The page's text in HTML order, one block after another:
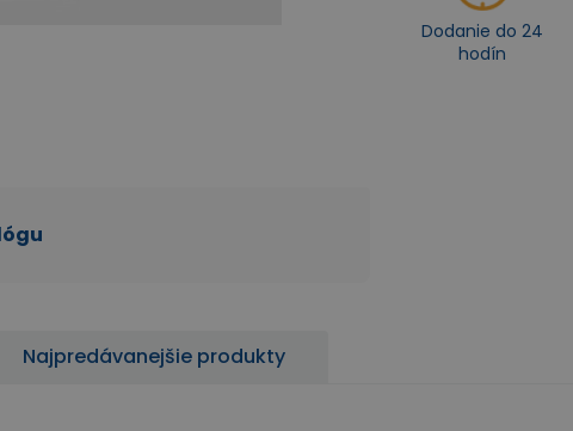
Dodanie do 24
hodín
Najpredávanejšie produkty